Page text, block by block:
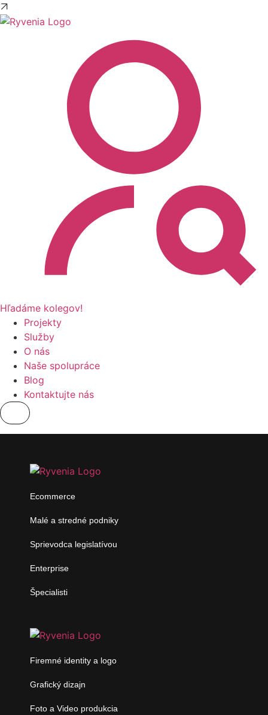
Hľadáme kolegov!
Projekty
Služby
O nás
Naše spolupráce
Blog
Kontaktujte nás
Ecommerce
Malé a stredné podniky
Sprievodca legislatívou
Enterprise
Špecialisti
Firemné identity a logo
Grafický dizajn
Foto a Video produkcia